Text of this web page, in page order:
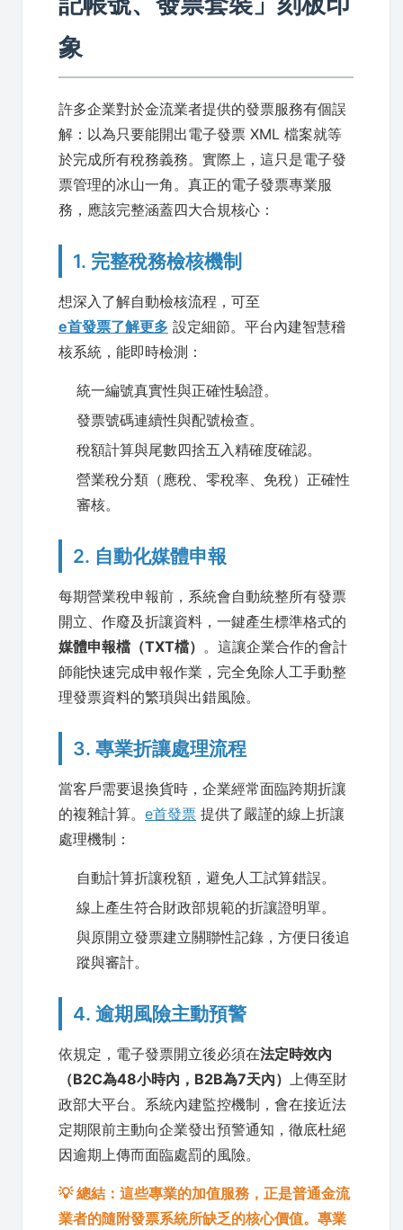
象
許多企業對於金流業者提供的發票服務有個誤
解：以為只要能開出電子發票 XML 檔案就等
於完成所有稅務義務。實際上，這只是電子發
票管理的冰山一角。真正的電子發票專業服
務，應該完整涵蓋四大合規核心：
1. 完整稅務檢核機制
想深入了解自動檢核流程，可至
e首發票了解更多 設定細節。平台內建智慧稽
核系統，能即時檢測：
統一編號真實性與正確性驗證。
發票號碼連續性與配號檢查。
稅額計算與尾數四捨五入精確度確認。
營業稅分類（應稅、零稅率、免稅）正確性
審核。
2. 自動化媒體申報
每期營業稅申報前，系統會自動統整所有發票
開立、作廢及折讓資料，一鍵產生標準格式的
媒體申報檔（TXT檔） 。這讓企業合作的會計
師能快速完成申報作業，完全免除人工手動整
理發票資料的繁瑣與出錯風險。
3. 專業折讓處理流程
當客戶需要退換貨時，企業經常面臨跨期折讓
的複雜計算。 e首發票 提供了嚴謹的線上折讓
處理機制：
自動計算折讓稅額，避免人工試算錯誤。
線上產生符合財政部規範的折讓證明單。
與原開立發票建立關聯性記錄，方便日後追
蹤與審計。
4. 逾期風險主動預警
依規定，電子發票開立後必須在法定時效內
（B2C為48小時內，B2B為7天內） 上傳至財
政部大平台。系統內建監控機制，會在接近法
定期限前主動向企業發出預警通知，徹底杜絕
因逾期上傳而面臨處罰的風險。
💡 總結：這些專業的加值服務，正是普通金流
業者的隨附發票系統所缺乏的核心價值。專業